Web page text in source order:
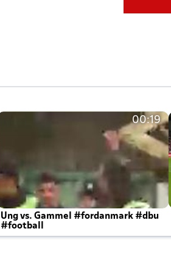
00:19
Ung vs. Gammel #fordanmark #dbu
#football